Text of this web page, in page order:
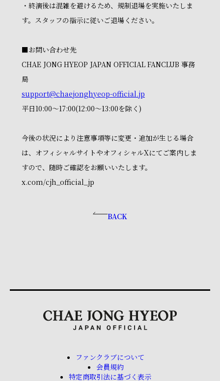
・終演後は混雑を避けるため、規制退場を実施いたしま
す。スタッフの指示に従いご退場ください。
■お問い合わせ先
CHAE JONG HYEOP JAPAN OFFICIAL FANCLUB 事務
局
support@chaejonghyeop-official.jp
平日10:00～17:00(12:00～13:00を除く)
今後の状況により注意事項等に変更・追加が生じる場合
は、オフィシャルサイトやオフィシャルXにてご案内しま
すので、随時ご確認をお願いいたします。
x.com/cjh_official_jp
BACK
ファンクラブについて
会員規約
特定商取引法に基づく表示